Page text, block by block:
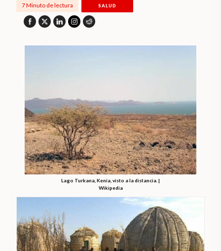
7 Minuto de lectura SALUD
Lago Turkana, Kenia, visto a la distancia. |
Wikipedia